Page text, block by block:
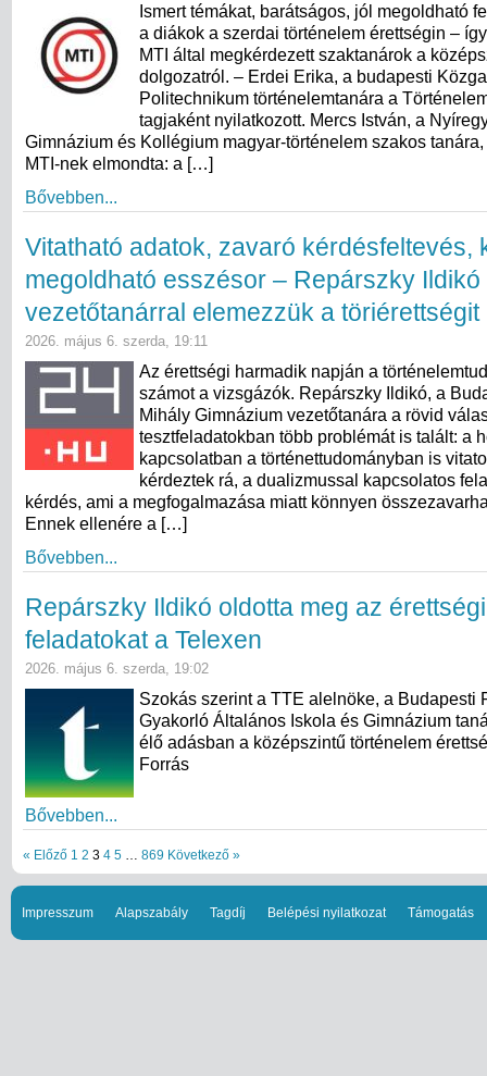
Ismert témákat, barátságos, jól megoldható
a diákok a szerdai történelem érettségin –
MTI által megkérdezett szaktanárok a
dolgozatról. – Erdei Erika, a budapesti
Politechnikum történelemtanára a
tagjaként nyilatkozott. Mercs István, a
Gimnázium és Kollégium magyar-történelem szakos
MTI-nek elmondta: a […]
Bővebben...
Vitatható adatok, zavaró kérdésfeltevés,
megoldható esszésor – Repárszky Ildikó
vezetőtanárral elemezzük a töriérettségit
2026. május 6. szerda, 19:11
Az érettségi harmadik napján a
számot a vizsgázók. Repárszky Ildikó, a
Mihály Gimnázium vezetőtanára a rövid
tesztfeladatokban több problémát is talált: a
kapcsolatban a történettudományban is
kérdeztek rá, a dualizmussal kapcsolatos
kérdés, ami a megfogalmazása miatt könnyen
Ennek ellenére a […]
Bővebben...
Repárszky Ildikó oldotta meg az érettségi
feladatokat a Telexen
2026. május 6. szerda, 19:02
Szokás szerint a TTE alelnöke, a Budapesti
Gyakorló Általános Iskola és Gimnázium
élő adásban a középszintű történelem
Forrás
Bővebben...
« Előző 1 2 3 4 5 869 Következő »
Impresszum Alapszabály Tagdíj Belépési nyilatkozat Támogatás